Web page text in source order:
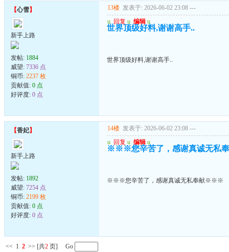
【心雪】
新手上路
发帖: 1884
威望: 7336 点
铜币: 2237 枚
贡献值: 0 点
好评度: 0 点
13楼 发表于: 2026-06-02 23:08 ---
u 回复 u 编辑 u
世界顶级好料,谢谢高手..
世界顶级好料,谢谢高手..
【香妃】
新手上路
发帖: 1892
威望: 7254 点
铜币: 2199 枚
贡献值: 0 点
好评度: 0 点
14楼 发表于: 2026-06-02 23:08 ---
u 回复 u 编辑 u
※※※您辛苦了，感谢真诚无
※※※您辛苦了，感谢真诚无私奉献※※※
<< 1 2 >> [共2 页] Go